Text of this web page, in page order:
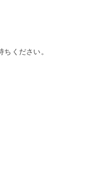
ください。